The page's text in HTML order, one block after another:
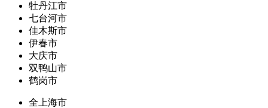
牡丹江市
七台河市
佳木斯市
伊春市
大庆市
双鸭山市
鹤岗市
全上海市